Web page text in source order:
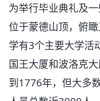
为举行毕业典礼及
位于蒙德山顶，俯
学有3个主要大学活
国王大厦和波洛克
到1776年，但大多